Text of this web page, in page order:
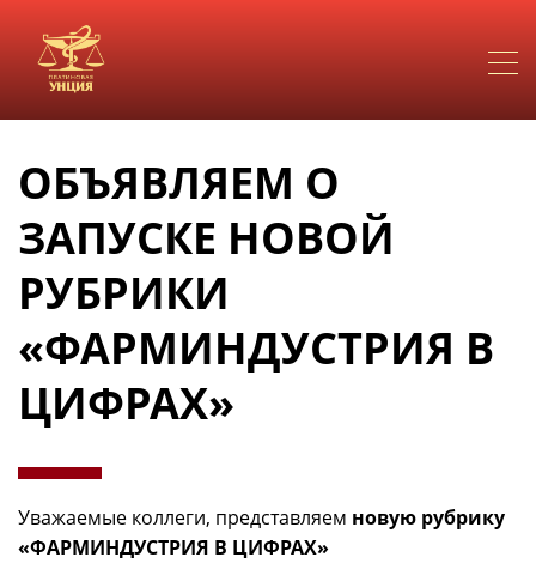
ОБЪЯВЛЯЕМ О
ЗАПУСКЕ НОВОЙ
РУБРИКИ
«ФАРМИНДУСТРИЯ В
ЦИФРАХ»
Уважаемые коллеги, представляем новую рубрику
«ФАРМИНДУСТРИЯ В ЦИФРАХ»